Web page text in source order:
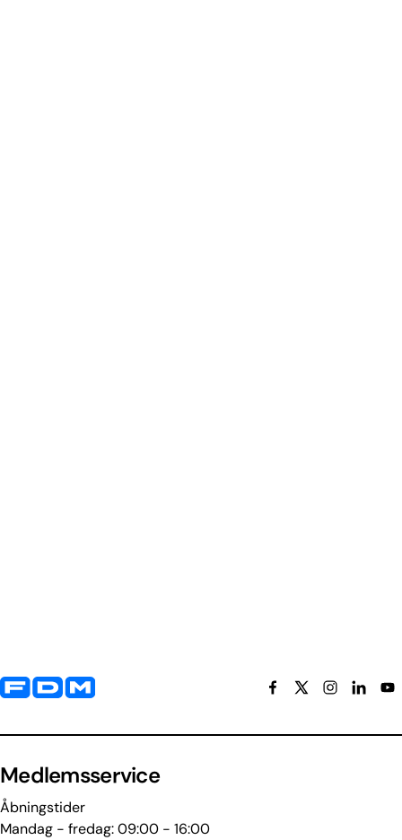
Yderligere information og kontaktoplysninger
Medlemsservice
Åbningstider
Mandag - fredag: 09:00 - 16:00